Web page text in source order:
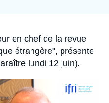
en chef de la revue
étrangère", présente
lundi 12 juin).